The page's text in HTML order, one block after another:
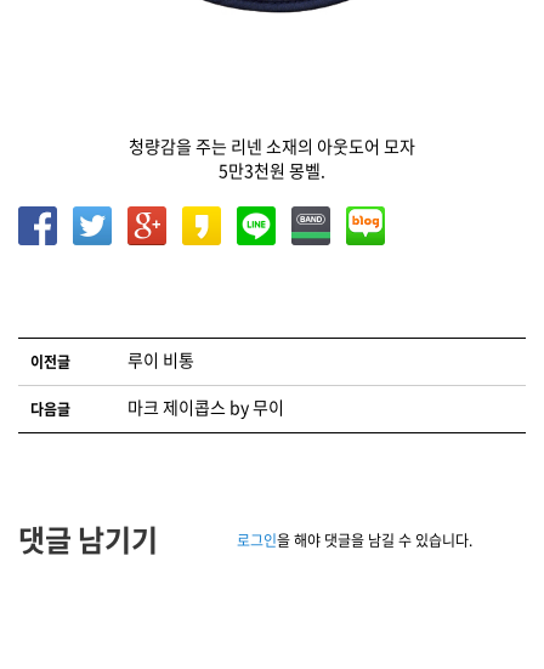
청량감을 주는 리넨 소재의 아웃도어 모자
5만3천원 몽벨.
글 네비게이션
이전글 루이 비통
다음글 마크 제이콥스 by 무이
댓글 남기기 로그인을 해야 댓글을 남길 수 있습니다.